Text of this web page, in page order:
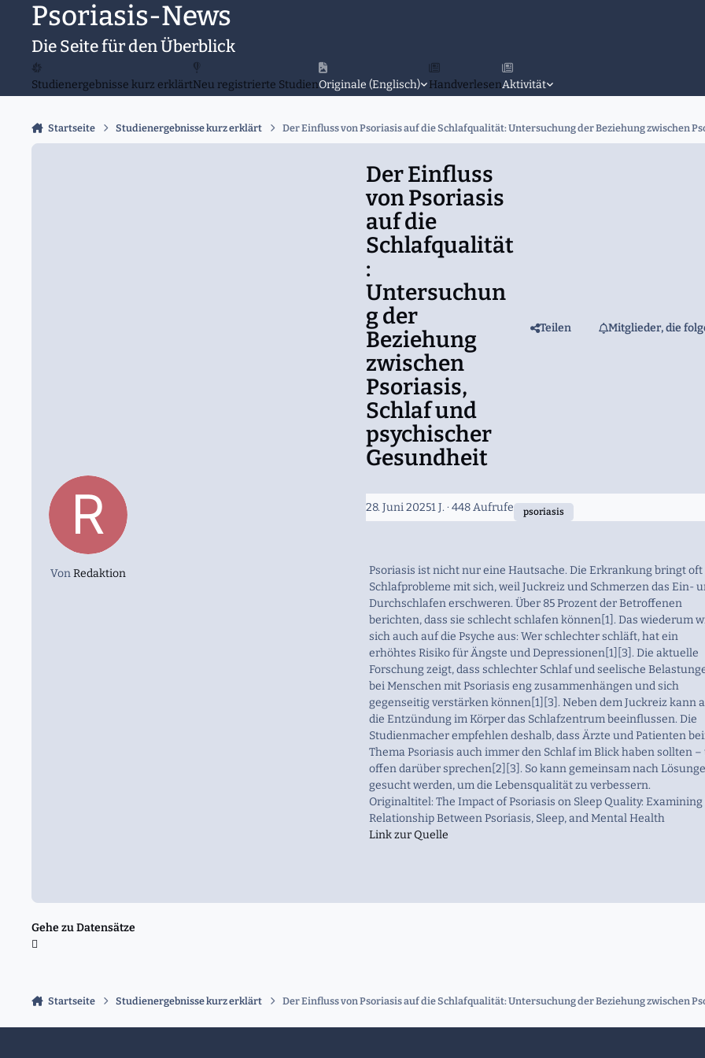
Zu Inhalt springen
Psoriasis-News
Die Seite für den Überblick
Studienergebnisse kurz erklärtNeu registrierte StudienOriginale (Englisch) HandverlesenAktivität
Startseite Studienergebnisse kurz erklärt Der Einfluss von Psoriasis auf die Schlafqualität: Untersuchung der Beziehung zwischen
VonRedaktion
Der Einfluss
von Psoriasis
auf die
Schlafqualität
:
Untersuchun
g der
Beziehung
zwischen
Psoriasis,
Schlaf und
psychischer
Gesundheit
Teilen Mitglieder, die
28. Juni 20251 J. · 448 Aufrufe psoriasis
Psoriasis ist nicht nur eine Hautsache. Die Erkrankung bringt oft
Schlafprobleme mit sich, weil Juckreiz und Schmerzen das Ein-
Durchschlafen erschweren. Über 85 Prozent der Betroffenen
berichten, dass sie schlecht schlafen können[1]. Das wiederum
sich auch auf die Psyche aus: Wer schlechter schläft, hat ein
erhöhtes Risiko für Ängste und Depressionen[1][3]. Die aktuelle
Forschung zeigt, dass schlechter Schlaf und seelische
bei Menschen mit Psoriasis eng zusammenhängen und sich
gegenseitig verstärken können[1][3]. Neben dem Juckreiz kann
die Entzündung im Körper das Schlafzentrum beeinflussen. Die
Studienmacher empfehlen deshalb, dass Ärzte und Patienten
Thema Psoriasis auch immer den Schlaf im Blick haben sollten –
offen darüber sprechen[2][3]. So kann gemeinsam nach
gesucht werden, um die Lebensqualität zu verbessern.
Originaltitel: The Impact of Psoriasis on Sleep Quality: Examining
Relationship Between Psoriasis, Sleep, and Mental Health
Link zur Quelle
Gehe zu Datensätze
Startseite Studienergebnisse kurz erklärt Der Einfluss von Psoriasis auf die Schlafqualität: Untersuchung der Beziehung zwischen